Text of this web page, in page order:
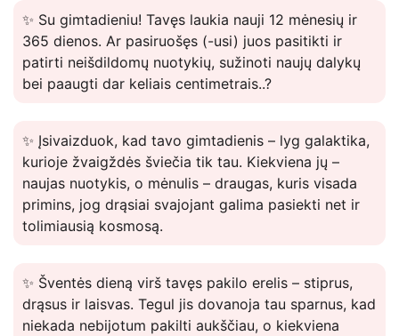
✨ Su gimtadieniu! Tavęs laukia nauji 12 mėnesių ir
365 dienos. Ar pasiruošęs (-usi) juos pasitikti ir
patirti neišdildomų nuotykių, sužinoti naujų dalykų
bei paaugti dar keliais centimetrais..?
✨ Įsivaizduok, kad tavo gimtadienis – lyg galaktika,
kurioje žvaigždės šviečia tik tau. Kiekviena jų –
naujas nuotykis, o mėnulis – draugas, kuris visada
primins, jog drąsiai svajojant galima pasiekti net ir
tolimiausią kosmosą.
✨ Šventės dieną virš tavęs pakilo erelis – stiprus,
drąsus ir laisvas. Tegul jis dovanoja tau sparnus, kad
niekada nebijotum pakilti aukščiau, o kiekviena